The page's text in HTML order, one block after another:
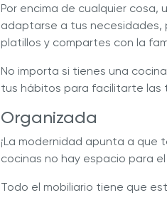
Por encima de cualquier cosa,
adaptarse a tus necesidades,
platillos y compartes con la
No importa si tienes una
tus hábitos para facilitarte las
Organizada
¡La modernidad apunta a que
cocinas no hay espacio para
Todo el mobiliario tiene que